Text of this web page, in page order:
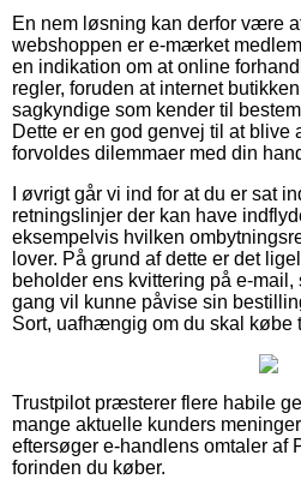
En nem løsning kan derfor være
webshoppen er e-mærket
en indikation om at online
regler, foruden at internet
sagkyndige som kender til
Dette er en god genvej til at blive
forvoldes dilemmaer med din
I øvrigt går vi ind for at du er sat
retningslinjer der kan have
eksempelvis hvilken
lover. På grund af dette er det
beholder ens kvittering på e-
gang vil kunne påvise sin
Sort, uafhængig om du skal købe
Trustpilot præsterer flere habile
mange aktuelle kunders
eftersøger e-handlens omtaler af
forinden du køber.